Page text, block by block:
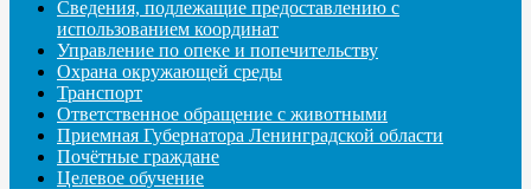
Сведения, подлежащие предоставлению с
использованием координат
Управление по опеке и попечительству
Охрана окружающей среды
Транспорт
Ответственное обращение с животными
Приемная Губернатора Ленинградской области
Почётные граждане
Целевое обучение